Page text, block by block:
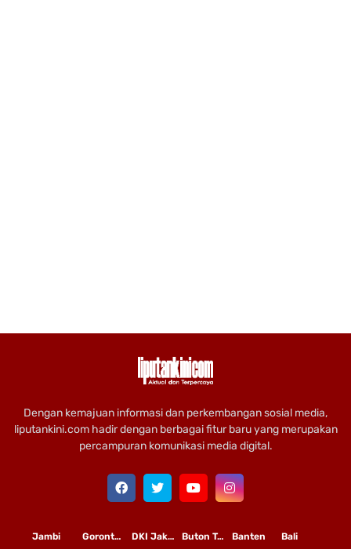
Dengan kemajuan informasi dan perkembangan sosial media,
liputankini.com hadir dengan berbagai fitur baru yang merupakan
percampuran komunikasi media digital.
Bali
Banten
Buton Tengah
DKI Jakarta
Gorontalo
Jambi